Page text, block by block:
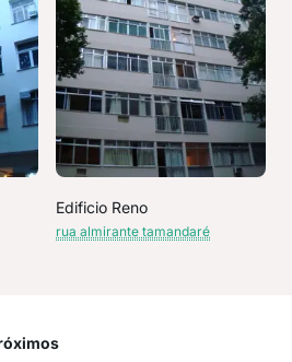
Edificio Reno
rua almirante tamandaré